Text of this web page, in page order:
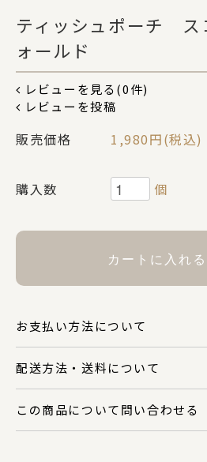
ポーチ
ステーショナリー
コスメグッズ
マスク関係
ティッシュポーチ ス
ォールド
レビューを見る(0件)
レビューを投稿
販売価格 1,980円(税込)
購入数 個
お支払い方法について
配送方法・送料について
この商品について問い合わせる